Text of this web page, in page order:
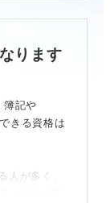
ります
簿記や
きる資格は
人が多く、
や面接で不